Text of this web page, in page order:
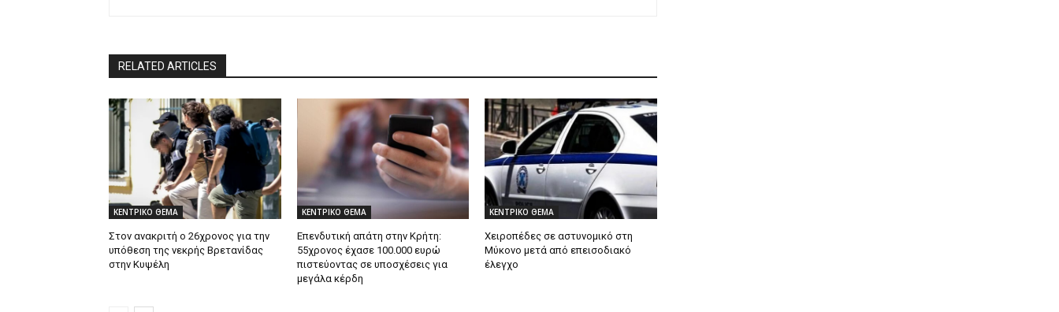
RELATED ARTICLES
ΚΕΝΤΡΙΚΟ ΘΕΜΑ
Στον ανακριτή ο 26χρονος για την
υπόθεση της νεκρής Βρετανίδας
στην Κυψέλη
ΚΕΝΤΡΙΚΟ ΘΕΜΑ
Επενδυτική απάτη στην Κρήτη:
55χρονος έχασε 100.000 ευρώ
πιστεύοντας σε υποσχέσεις για
μεγάλα κέρδη
ΚΕΝΤΡΙΚΟ ΘΕΜΑ
Χειροπέδες σε αστυνομικό στη
Μύκονο μετά από επεισοδιακό
έλεγχο